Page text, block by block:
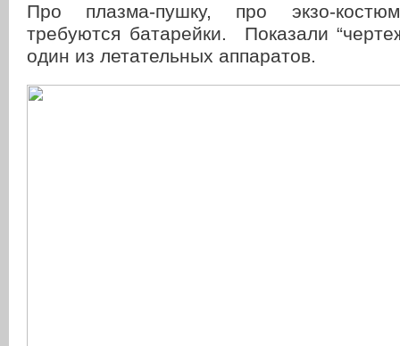
Про плазма-пушку, про экзо-
требуются батарейки. Показали
один из летательных аппаратов.